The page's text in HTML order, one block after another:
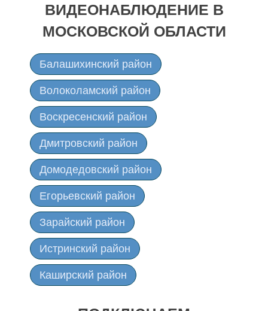
ВИДЕОНАБЛЮДЕНИЕ В
МОСКОВСКОЙ ОБЛАСТИ
Балашихинский район
Волоколамский район
Воскресенский район
Дмитровский район
Домодедовский район
Егорьевский район
Зарайский район
Истринский район
Каширский район